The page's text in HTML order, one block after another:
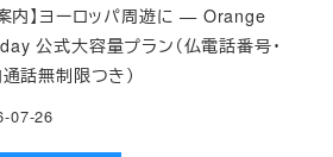
内】ヨーロッパ周遊に — Orange
公式大容量プラン（仏電話番号・
話無制限つき）
07-26